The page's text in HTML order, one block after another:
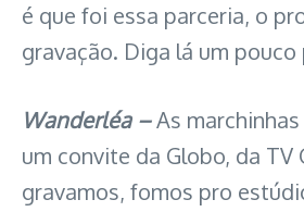
é que foi essa parceria, o
gravação. Diga lá um pouco
Wanderléa –As
um convite da Globo, da TV
gravamos, fomos pro